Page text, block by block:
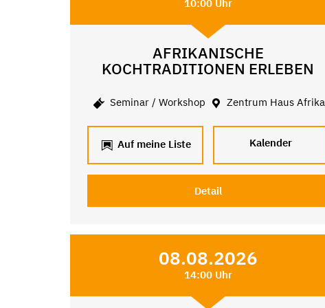
10:00 Uhr
AFRIKANISCHE
KOCHTRADITIONEN ERLEBEN
Seminar / Workshop Zentrum Haus Afrika
Auf meine Liste Kalender
Detail
08.08.2026
14:00 Uhr